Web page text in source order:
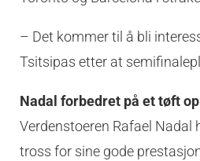
– Det kommer til å bli
Tsitsipas etter at
Nadal forbedret på et tøft
Verdenstoeren Rafael
tross for sine gode